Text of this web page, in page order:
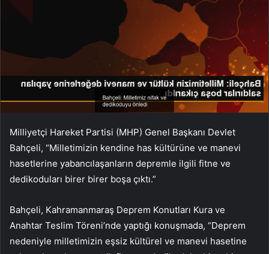
Milliyetçi Hareket Partisi (MHP) Genel Başkanı Devlet
Bahçeli, “Milletimizin kendine has kültürüne ve manevi
hasetlerine yabancılaşanların depremle ilgili fitne ve
dedikoduları birer birer boşa çıktı.”
Bahçeli, Kahramanmaraş Deprem Konutları Kura ve
Anahtar Teslim Töreni’nde yaptığı konuşmada, “Deprem
nedeniyle milletimizin eşsiz kültürel ve manevi hasetine